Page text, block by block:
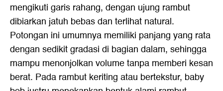
mengikuti garis rahang, dengan ujung rambut
dibiarkan jatuh bebas dan terlihat natural.
Potongan ini umumnya memiliki panjang yang rata
dengan sedikit gradasi di bagian dalam, sehingga
mampu menonjolkan volume tanpa memberi kesan
berat. Pada rambut keriting atau bertekstur, baby